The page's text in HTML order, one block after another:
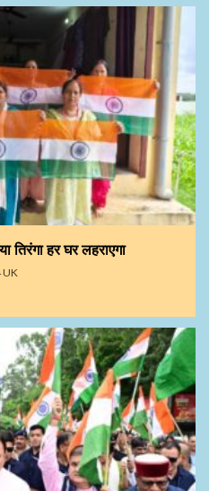
तिरंगा हर घर लहराएगा
UK